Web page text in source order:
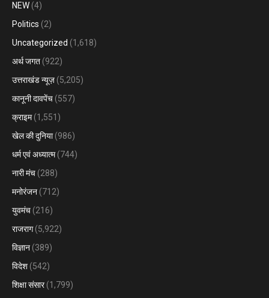
NEW (4)
Politics (2)
Uncategorized (1,618)
अर्थ जगत (922)
उत्तराखंड न्यूज़ (5,205)
कानूनी दावपेंच (557)
क्राइम(1,551)
खेल की दुनिया(986)
धर्म एवं अध्यात्म(744)
नारी मंच (288)
मनोरंजन (712)
युवमंच (216)
राजराग(5,922)
विज्ञान (389)
विदेश (542)
शिक्षा संसार(1,799)